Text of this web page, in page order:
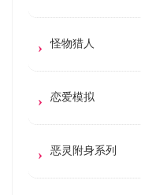
怪物猎人
恋爱模拟
恶灵附身系列